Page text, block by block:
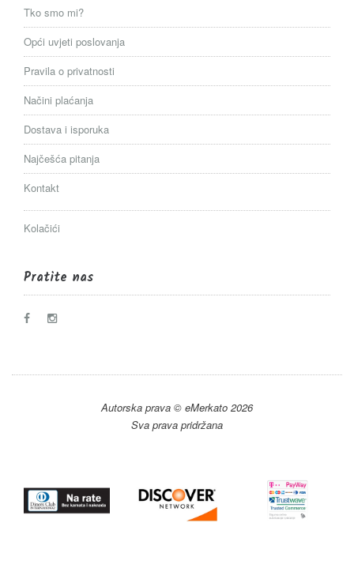
Tko smo mi?
Opći uvjeti poslovanja
Pravila o privatnosti
Načini plaćanja
Dostava i isporuka
Najčešća pitanja
Kontakt
Kolačići
Pratite nas
Autorska prava © eMerkato 2026
Sva prava pridržana